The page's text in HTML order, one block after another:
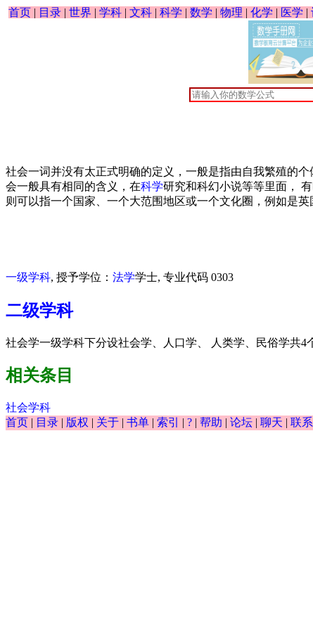
首页 | 目录 | 世界 | 学科 | 文科 | 科学 | 数学 | 物理 | 化学 | 医学 |
社会一词并没有太正式明确的定义，一般是指由自我繁殖的
会一般具有相同的含义，在科学研究和科幻小说等等里面，
则可以指一个国家、一个大范围地区或一个文化圈，例如是
一级学科, 授予学位： 法学学士, 专业代码 0303
二级学科
社会学一级学科下分设社会学、人口学、 人类学、民俗学共4
相关条目
社会学科
首页 | 目录 | 版权 | 关于 | 书单 | 索引 | ? | 帮助 | 论坛 | 聊天 | 联系